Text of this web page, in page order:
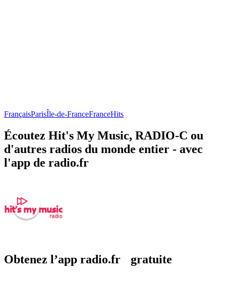
FrançaisParisÎle-de-FranceFranceHits
Écoutez Hit's My Music, RADIO-C ou
d'autres radios du monde entier - avec
l'app de radio.fr
Obtenez l’app radio.fr gratuite